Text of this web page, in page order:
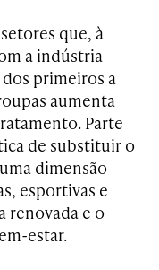
que, à
a indústria
primeiros a
aumenta
Parte
de substituir o
dimensão
esportivas e
renovada e o
estar.